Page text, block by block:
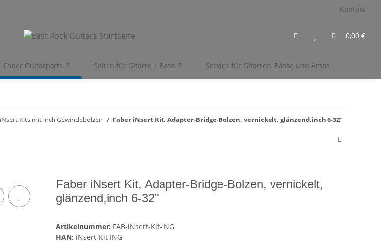
Kontakt
0,00 €
Faber Guitarparts Saiten für Gitarre + Bass Service für Gitarren, Bässe und Amps
iNsert Kits mit inch Gewindebolzen Faber iNsert Kit, Adapter-Bridge-Bolzen, vernickelt, glänzend,inch 6-32"
Faber iNsert Kit, Adapter-Bridge-Bolzen, vernickelt,
glänzend,inch 6-32"
Artikelnummer: FAB-iNsert-Kit-ING
HAN: iNsert-Kit-ING